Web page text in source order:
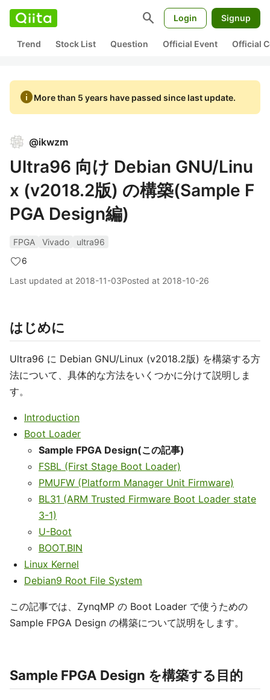
search Login Signup
Trend Stock List Question Official Event Official
infoMore than 5 years have passed since last update.
@ikwzm
Ultra96 向け Debian GNU/Linu
x (v2018.2版) の構築(Sample F
PGA Design編)
FPGA Vivado
ultra96
6
Last updated at 2018-11-03Posted at 2018-10-26
はじめに
Ultra96 に Debian GNU/Linux (v2018.2版) を構築する方
法について、具体的な方法をいくつかに分けて説明しま
す。
Introduction
Boot Loader
Sample FPGA Design(この記事)
FSBL (First Stage Boot Loader)
PMUFW (Platform Manager Unit Firmware)
BL31 (ARM Trusted Firmware Boot Loader state
3-1)
U-Boot
BOOT.BIN
Linux Kernel
Debian9 Root File System
この記事では、ZynqMP の Boot Loader で使うための
Sample FPGA Design の構築について説明をします。
Sample FPGA Design を構築する目的